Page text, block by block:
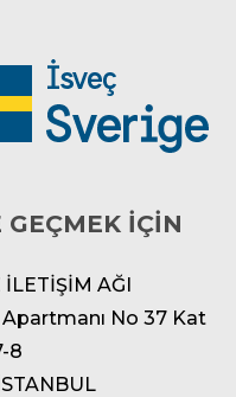
İÇİN
AĞI
No 37 Kat
8